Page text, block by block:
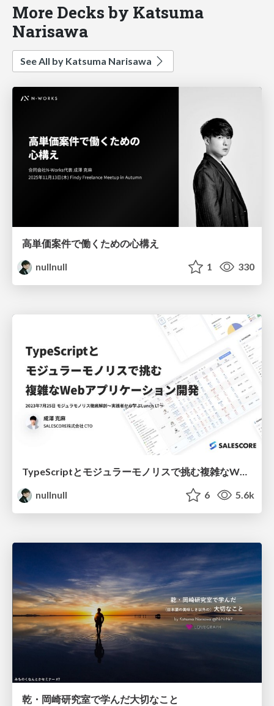
More Decks by Katsuma
Narisawa
See All by Katsuma Narisawa
高単価案件で働くための心構え
nullnull
1 330
nullnull
6 5.6k
乾・岡崎研究室で学んだ大切なこと